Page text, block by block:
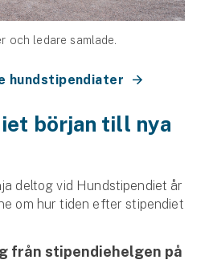
och ledare samlade.
hundstipendiater
början till nya
deltog vid Hundstipendiet år
om hur tiden efter stipendiet
från stipendiehelgen på